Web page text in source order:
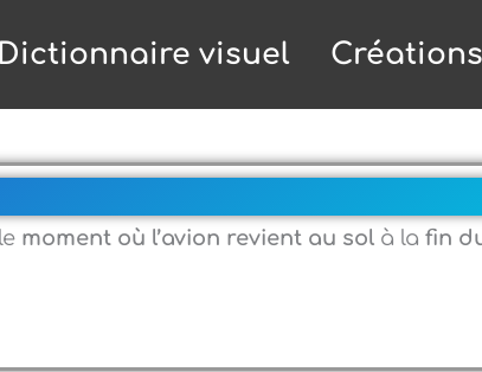
Dictionnaire visuel Créations
moment où l’avion revient au sol à lafin